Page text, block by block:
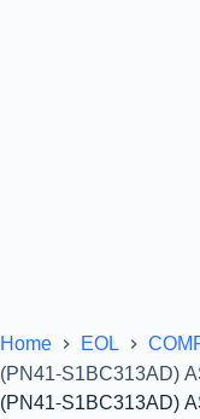
Home EOL
(PN41-S1BC313AD)
(PN41-S1BC313AD)